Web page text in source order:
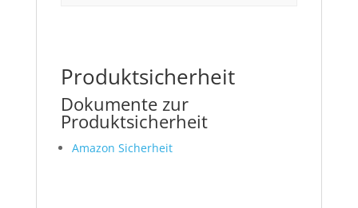
Produktsicherheit
Dokumente zur
Produktsicherheit
Amazon Sicherheit